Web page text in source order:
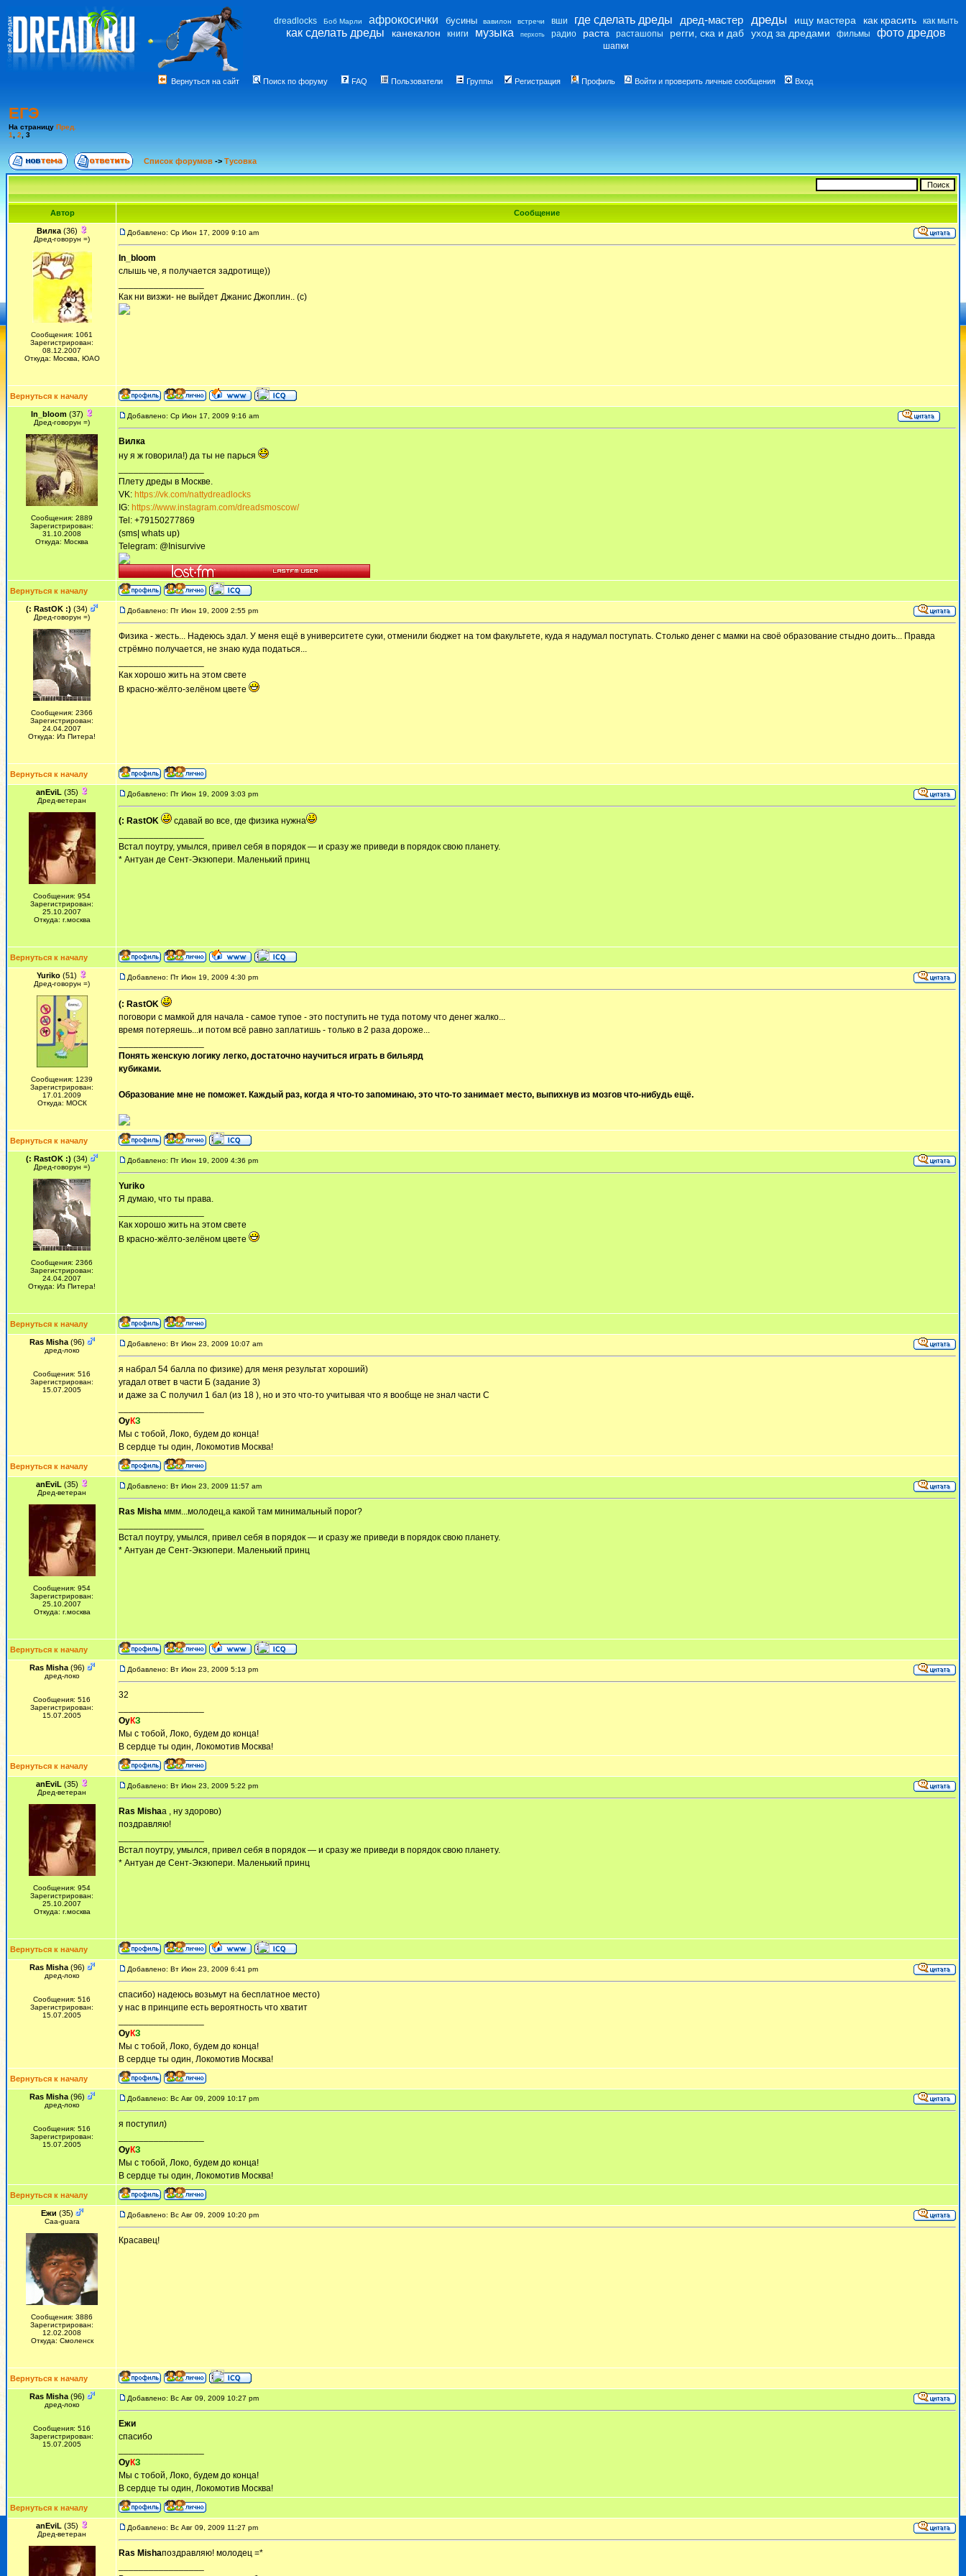
dreadlocks Боб Марли афрокосички бусины вавилон встречи вши где сделать дреды дред-мастер дреды ищу мастера как красить как мыть
как сделать дреды канекалон книги музыка перхоть радио раста расташопы регги, ска и даб уход за дредами фильмы фото дредов
шапки
Вернуться на сайт Поиск по форуму FAQ Пользователи Группы Регистрация Профиль Войти и проверить личные сообщения Вход
ЕГЭ
На страницу Пред.
1
2 3
Список форумов -> Тусовка
Автор Сообщение
Вилка(36)
Дред-говорун =)
Сообщения: 1061
Зарегистрирован:
08.12.2007
Откуда: Москва, ЮАО
Добавлено: Ср Июн 17, 2009 9:10 am
In_bloom
слышь че, я получается задротище))
Как ни визжи- не выйдет Джанис Джоплин.. (с)
Вернуться к началу
In_bloom(37)
Дред-говорун =)
Сообщения: 2889
Зарегистрирован:
31.10.2008
Откуда: Москва
Добавлено: Ср Июн 17, 2009 9:16 am
Вилка
ну я ж говорила!) да ты не парься
Плету дреды в Москве.
VK: https://vk.com/nattydreadlocks
IG: https://www.instagram.com/dreadsmoscow/
Tel: +79150277869
(sms| whats up)
Telegram: @Inisurvive
Вернуться к началу
(: RastOK :) (34)
Дред-говорун =)
Сообщения: 2366
Зарегистрирован:
24.04.2007
Откуда: Из Питера!
Добавлено: Пт Июн 19, 2009 2:55 pm
Физика - жесть... Надеюсь здал. У меня ещё в университете суки, отменили бюджет на том факультете, куда я надумал поступать. Столько денег с мамки на своё образование стыдно доить... Правда
стрёмно получается, не знаю куда податься...
Как хорошо жить на этом свете
В красно-жёлто-зелёном цвете
Вернуться к началу
anEviL (35)
Дред-ветеран
Сообщения: 954
Зарегистрирован:
25.10.2007
Откуда: г.москва
Добавлено: Пт Июн 19, 2009 3:03 pm
(: RastOK
сдавай во все, где физика нужна
Встал поутру, умылся, привел себя в порядок — и сразу же приведи в порядок свою планету.
* Антуан де Сент-Экзюпери. Маленький принц
Вернуться к началу
Yuriko (51)
Дред-говорун =)
Сообщения: 1239
Зарегистрирован:
17.01.2009
Откуда: МОСК
Добавлено: Пт Июн 19, 2009 4:30 pm
(: RastOK
поговори с мамкой для начала - самое тупое - это поступить не туда потому что денег жалко...
время потеряешь...и потом всё равно заплатишь - только в 2 раза дороже...
Понять женскую логику легко, достаточно научиться играть в бильярд
кубиками.
Образование мне не поможет. Каждый раз, когда я что-то запоминаю, это что-то занимает место, выпихнув из мозгов что-нибудь ещё.
Вернуться к началу
(: RastOK :) (34)
Дред-говорун =)
Сообщения: 2366
Зарегистрирован:
24.04.2007
Откуда: Из Питера!
Добавлено: Пт Июн 19, 2009 4:36 pm
Yuriko
Я думаю, что ты права.
Как хорошо жить на этом свете
В красно-жёлто-зелёном цвете
Вернуться к началу
Ras Misha(96)
дред-локо
Сообщения: 516
Зарегистрирован:
15.07.2005
Добавлено: Вт Июн 23, 2009 10:07 am
я набрал 54 балла по физике) для меня результат хороший)
угадал ответ в части Б (задание 3)
и даже за С получил 1 бал (из 18 ), но и это что-то учитывая что я вообще не знал части С
ОуКЗ
Мы с тобой, Локо, будем до конца!
В сердце ты один, Локомотив Москва!
Вернуться к началу
anEviL (35)
Дред-ветеран
Сообщения: 954
Зарегистрирован:
25.10.2007
Откуда: г.москва
Добавлено: Вт Июн 23, 2009 11:57 am
Ras Misha ммм...молодец,а какой там минимальный порог?
Встал поутру, умылся, привел себя в порядок — и сразу же приведи в порядок свою планету.
* Антуан де Сент-Экзюпери. Маленький принц
Вернуться к началу
Ras Misha(96)
дред-локо
Сообщения: 516
Зарегистрирован:
15.07.2005
Добавлено: Вт Июн 23, 2009 5:13 pm
32
ОуКЗ
Мы с тобой, Локо, будем до конца!
В сердце ты один, Локомотив Москва!
Вернуться к началу
anEviL (35)
Дред-ветеран
Сообщения: 954
Зарегистрирован:
25.10.2007
Откуда: г.москва
Добавлено: Вт Июн 23, 2009 5:22 pm
Ras Mishaа , ну здорово)
поздравляю!
Встал поутру, умылся, привел себя в порядок — и сразу же приведи в порядок свою планету.
* Антуан де Сент-Экзюпери. Маленький принц
Вернуться к началу
Ras Misha(96)
дред-локо
Сообщения: 516
Зарегистрирован:
15.07.2005
Добавлено: Вт Июн 23, 2009 6:41 pm
спасибо) надеюсь возьмут на бесплатное место)
у нас в принципе есть вероятность что хватит
ОуКЗ
Мы с тобой, Локо, будем до конца!
В сердце ты один, Локомотив Москва!
Вернуться к началу
Ras Misha(96)
дред-локо
Сообщения: 516
Зарегистрирован:
15.07.2005
Добавлено: Вс Авг 09, 2009 10:17 pm
я поступил)
ОуКЗ
Мы с тобой, Локо, будем до конца!
В сердце ты один, Локомотив Москва!
Вернуться к началу
Ежи (35)
Сaa-guara
Сообщения: 3886
Зарегистрирован:
12.02.2008
Откуда: Смоленск
Добавлено: Вс Авг 09, 2009 10:20 pm
Красавец!
Вернуться к началу
Ras Misha(96)
дред-локо
Сообщения: 516
Зарегистрирован:
15.07.2005
Добавлено: Вс Авг 09, 2009 10:27 pm
Ежи
спасибо
ОуКЗ
Мы с тобой, Локо, будем до конца!
В сердце ты один, Локомотив Москва!
Вернуться к началу
anEviL (35)
Дред-ветеран
Добавлено: Вс Авг 09, 2009 11:27 pm
Ras Mishaпоздравляю! молодец =*